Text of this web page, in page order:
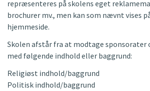
repræsenteres på skolens eget
brochurer mv., men kan som nævnt vises
hjemmeside.
Skolen afstår fra at modtage sponsorater
med følgende indhold eller baggrund:
Religiøst indhold/baggrund
Politisk indhold/baggrund